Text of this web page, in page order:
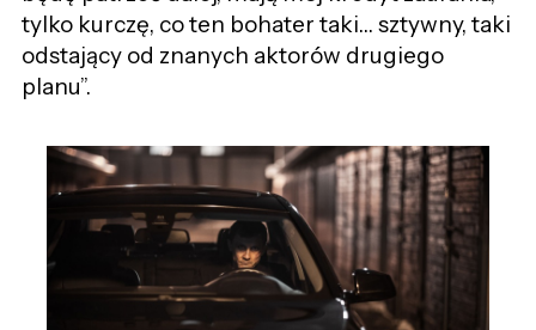
tylko kurczę, co ten bohater taki… sztywny, taki
odstający od znanych aktorów drugiego
planu”.